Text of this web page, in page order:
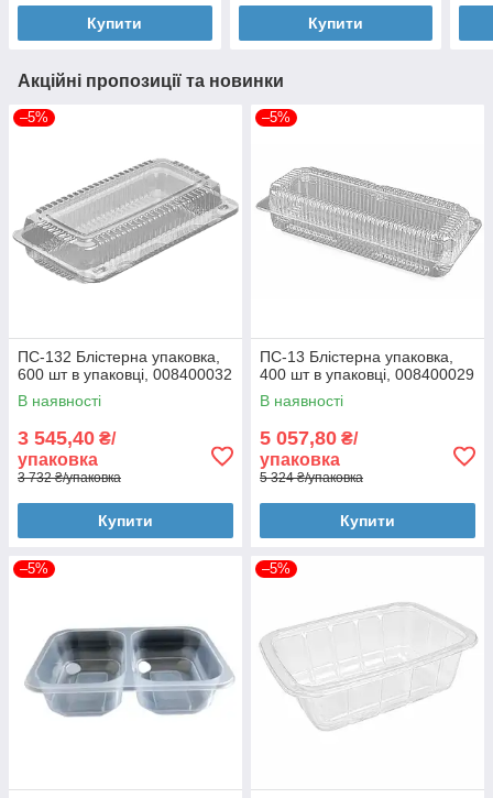
Купити Купити
Акційні пропозиції та новинки
–5%
ПС-132 Блістерна упаковка,
600 шт в упаковці, 008400032
В наявності
3 545,40 ₴/
упаковка
3 732 ₴/упаковка
Купити
–5%
ПС-13 Блістерна упаковка,
400 шт в упаковці, 008400029
В наявності
5 057,80 ₴/
упаковка
5 324 ₴/упаковка
Купити
–5% –5%